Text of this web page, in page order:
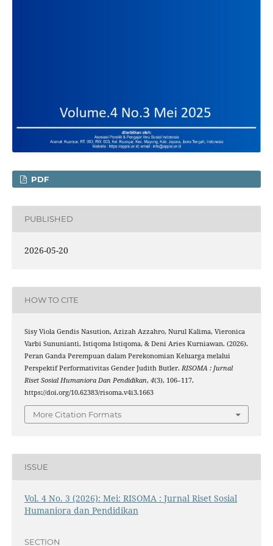
PDF
PUBLISHED
2026-05-20
HOW TO CITE
Sisy Viola Gendis Nasution, Azizah Azzahro, Nurul Kalima, Vieronica
Varbi Sununianti, Istiqoma Istiqoma, & Deni Aries Kurniawan. (2026).
Peran Ganda Perempuan dalam Perekonomian Keluarga melalui
Perspektif Performativitas Gender Judith Butler. RISOMA : Jurnal
Riset Sosial Humaniora Dan Pendidikan, 4(3), 106–117.
https://doi.org/10.62383/risoma.v4i3.1663
More Citation Formats
ISSUE
Vol. 4 No. 3 (2026): Mei: RISOMA : Jurnal Riset Sosial
Humaniora dan Pendidikan
SECTION